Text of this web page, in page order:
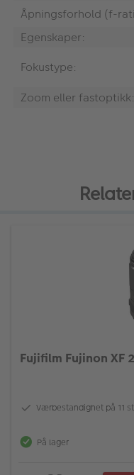
Åpningsforhold (f-
Egenskaper:
Fokustype:
Zoom eller fastoptikk:
Fujifilm Fujinon XF
Værbestandighet på 11
På lager